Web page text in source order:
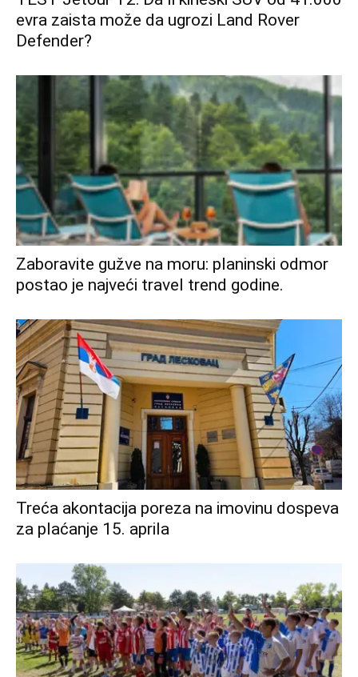
evra zaista može da ugrozi Land Rover
Defender?
Zaboravite gužve na moru: planinski odmor
postao je najveći travel trend godine.
Treća akontacija poreza na imovinu dospeva
za plaćanje 15. aprila